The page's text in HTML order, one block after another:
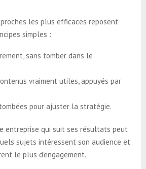
les plus efficaces reposent
simples :
sans tomber dans le
vraiment utiles, appuyés par
pour ajuster la stratégie.
entreprise qui suit ses résultats peut
sujets intéressent son audience et
le plus d’engagement.